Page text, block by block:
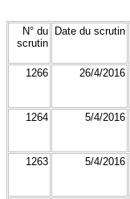
N° du
scrutin
Date du scrutin
1266 26/4/2016
1264 5/4/2016
1263 5/4/2016